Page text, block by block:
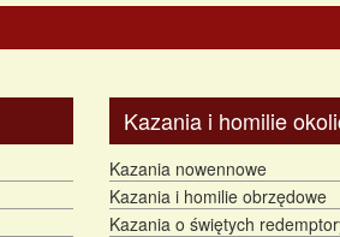
Kazania i homilie
Kazania nowennowe
Kazania i homilie obrzędowe
Kazania o świętych